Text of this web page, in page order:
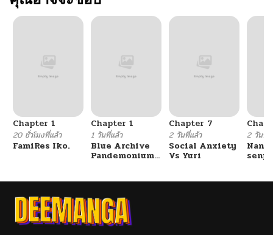
Chapter 1
20 ชั่วโมงที่แล้ว
FamiRes Iko.
Chapter 1
1 วันที่แล้ว
Blue Archive
Pandemonium
Chapter 7
2 วันที่แล้ว
Social Anxiety
Vs Yuri
2 วันที่แ